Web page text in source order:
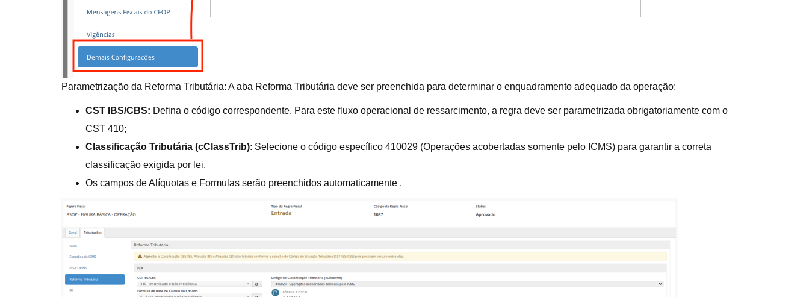
Parametrização da Reforma Tributária: A aba Reforma Tributária deve ser preenchida para determinar o enquadramento adequado da operação:
CST IBS/CBS: Defina o código correspondente. Para este fluxo operacional de ressarcimento, a regra deve ser parametrizada obrigatoriamente com o
CST 410;
Classificação Tributária (cClassTrib): Selecione o código específico 410029 (Operações acobertadas somente pelo ICMS) para garantir a correta
classificação exigida por lei.
Os campos de Alíquotas e Formulas serão preenchidos automaticamente .